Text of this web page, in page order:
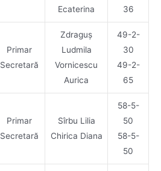
Ecaterina
36
Primar
Secretară
Zdraguș
Ludmila
Vornicescu
Aurica
49-2-
30
49-2-
65
Primar
Secretară
Sîrbu Lilia
Chirica Diana
58-5-
50
58-5-
50